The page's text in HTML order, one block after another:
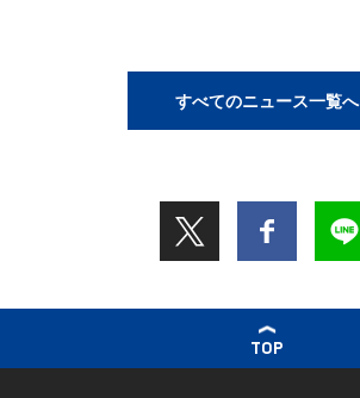
すべてのニュース一覧へ
TOP